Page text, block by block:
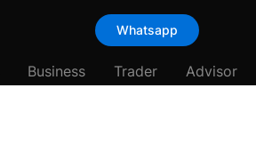
Whatsapp
Business Trader Advisor